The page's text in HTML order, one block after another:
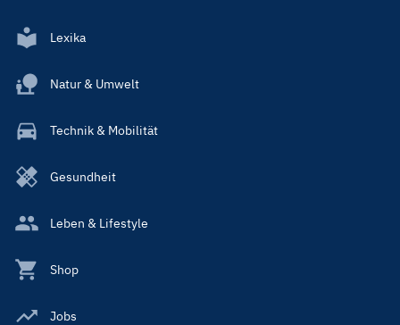
Lexika
Natur & Umwelt
Technik & Mobilität
Gesundheit
Leben & Lifestyle
Shop
Jobs